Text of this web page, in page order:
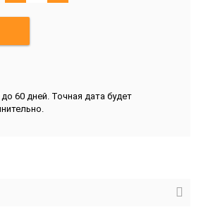
60 дней. Точная дата будет